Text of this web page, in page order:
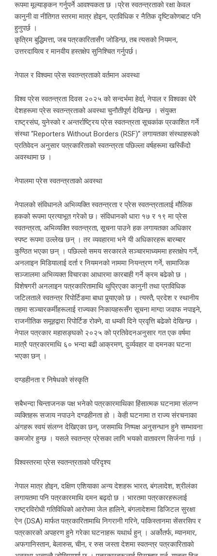
रूपमा मूल्याङ्कन गर्नुपर्ने आवश्यकता छ ।प्रेस स्वतन्त्रताको रक्षा केवल
कानुनी वा नीतिगत स्तरमा मात्र होइन, प्राविधिक र नैतिक दृष्टिकोणबाट पनि
हुनुपर्छ ।
कृत्रिम बुद्धिमत्ता, जब पत्रकारितासँग जोडिन्छ, तब त्यसको नियमन,
उत्तरदायित्व र मानवीय हस्तक्षेप सुनिश्चित गर्नुपर्छ।
नेपाल र विश्वमा प्रेस स्वतन्त्रताको वर्तमान अवस्था
विश्व प्रेस स्वतन्त्रता दिवस २०२५ को सन्दर्भमा हेर्दा, नेपाल र विश्वका धेरै
देशहरूमा प्रेस स्वतन्त्रताको अवस्था चुनौतीपूर्ण देखिन्छ । संयुक्त
राष्ट्रसंघ, युनेस्को र अन्तर्राष्ट्रिय प्रेस स्वतन्त्रता सूचकांक प्रकाशित गर्ने
संस्था “Reporters Without Borders (RSF)” लगायतका संस्थाहरूको
प्रतिवेदन अनुसार पत्रकारिताको स्वतन्त्रता पछिल्ला वर्षहरूमा खस्किँदो
अवस्थामा छ ।
नेपालमा प्रेस स्वतन्त्रताको अवस्था
नेपालको संविधानले अभिव्यक्ति स्वतन्त्रता र प्रेस स्वतन्त्रतालाई मौलिक
हकको रूपमा प्रत्याभूत गरेको छ। संविधानको धारा १७ र १९ मा प्रेस
स्वतन्त्रता, अभिव्यक्ति स्वतन्त्रता, सूचना पाउने हक लगायतका अधिकार
स्पष्ट रूपमा उल्लेख छन् । तर व्यवहारमा भने यी अधिकारहरू बारम्बार
कुण्ठित भएका छन् । पछिल्लो समय सरकारले सञ्चारमाध्यममा हस्तक्षेप गर्ने,
अनलाइन मिडियालाई दर्ता र नियमनको नाममा नियन्त्रण गर्ने, सामाजिक
सञ्जालमा अभिव्यक्त विचारका आधारमा कारबाही गर्ने क्रम बढेको छ ।
विशेषगरी अनलाइन पत्रकारितामाथि थुप्रिएका कानुनी तथा प्राविधिक
जटिलताले स्वतन्त्र रिपोर्टिङमा बाधा पुर्‍याएको छ । त्यस्तै, प्रदेश र स्थानीय
तहमा सञ्चारकर्मीहरूलाई राज्यका निकायहरूसँग सूचना माग्दा जवाफ नपाइने,
राजनीतिक समूहद्वारा रिपोर्टिङ रोक्ने, वा धम्की दिने प्रवृत्ति बढेको देखिन्छ ।
नेपाल पत्रकार महासङ्घको २०२५ को प्रतिवेदनअनुसार गत एक वर्षमा
मात्रै पत्रकारमाथि ६० भन्दा बढी आक्रमण, दुर्व्यवहार वा दमनका घटना
भएका छन् ।
दण्डहीनता र निषेधको संस्कृति
सबैभन्दा चिन्ताजनक पक्ष भनेको पत्रकारमाथिका हिंसात्मक घटनामा संलग्न
व्यक्तिहरू सजाय नपाउने दण्डहीनता हो । केही घटनामा त राज्य संरचनाका
अंगहरू स्वयं संलग्न देखिएका छन्, जसमाथि निष्पक्ष अनुसन्धान हुने सम्भावना
कमजोर हुन्छ । यसले स्वतन्त्र प्रेसका लागि भयको वातावरण सिर्जना गर्छ ।
विश्वस्तरमा प्रेस स्वतन्त्रताको परिदृश्य
नेपाल मात्र होइन, दक्षिण एशियाका अन्य देशहरू भारत, बंगलादेश, श्रीलंका
लगायतमा पनि पत्रकारमाथि दमन बढ्दो छ । भारतमा पत्रकारहरूलाई
राष्ट्रविरोधी गतिविधिको आरोपमा जेल हालिने, बंगलादेशमा डिजिटल सुरक्षा
ऐन (DSA) मार्फत पत्रकारितामाथि निगरानी गरिने, पाकिस्तानमा सेंसरसिप र
पत्रकारको अपहरण हुने गरेका घटनाहरू यथार्थ हुन् । अर्कोतर्फ, म्यानमार,
अफगानिस्तान, बेलारुस, चीन, र रुस जस्ता देशमा स्वतन्त्र पत्रकारिताको